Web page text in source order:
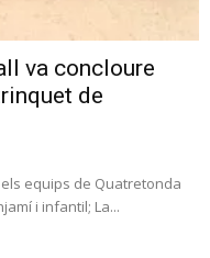
va concloure
de
equips de Quatretonda
i infantil; La...